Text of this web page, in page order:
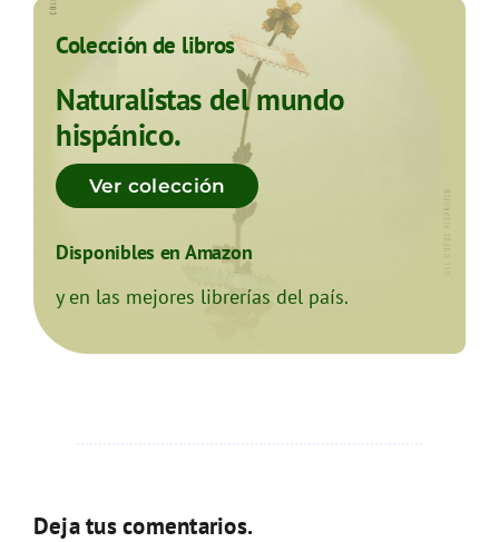
Colección de libros
Naturalistas del mundo
hispánico.
Ver colección
Disponibles en Amazon
y en las mejores librerías del país.
Deja tus comentarios.